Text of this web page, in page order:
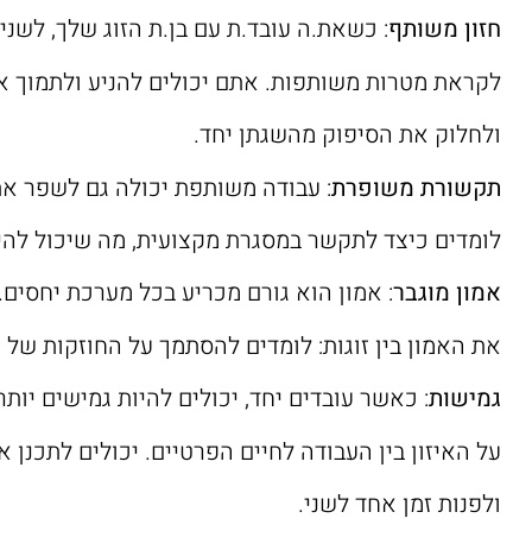
חזון משותף: כשאת.ה עובד.ת עם בן.ת הזוג שלך,
לקראת מטרות משותפות. אתם יכולים להניע
ולחלוק את הסיפוק מהשגתן יחד.
תקשורת משופרת: עבודה משותפת יכולה גם לשפר
לומדים כיצד לתקשר במסגרת מקצועית, מה שיכול
אמון מוגבר: אמון הוא גורם מכריע בכל מערכת
את האמון בין זוגות: לומדים להסתמך על החוזקות
גמישות: כאשר עובדים יחד, יכולים להיות גמישים
על האיזון בין העבודה לחיים הפרטיים. יכולים
ולפנות זמן אחד לשני.